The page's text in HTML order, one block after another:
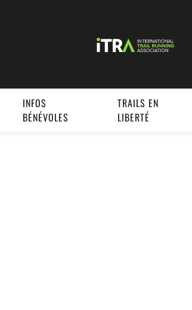
INFOS
BÉNÉVOLES
TRAILS EN
LIBERTÉ